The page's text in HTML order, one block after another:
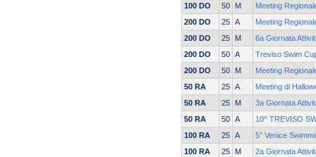
100 DO
50 M
Meeting
200 DO
25 A
Meeting
200 DO
25 M
6a Giornata
200 DO
50 A
Treviso Swim
200 DO
50 M
Meeting
50 RA
25 A
Meeting di
50 RA
25 M
3a Giornata
50 RA
50 A
10^ TREVISO
100 RA
25 A
5° Venice
100 RA
25 M 2a Giornata